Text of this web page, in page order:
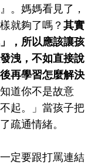
。媽媽看見了，
就夠了嗎？ 其實
，所以應該讓孩
洩，不如直接說
再學習怎麼解決
道你不是故意
起。」當孩子把
疏通情緒。
定要跟打罵連結